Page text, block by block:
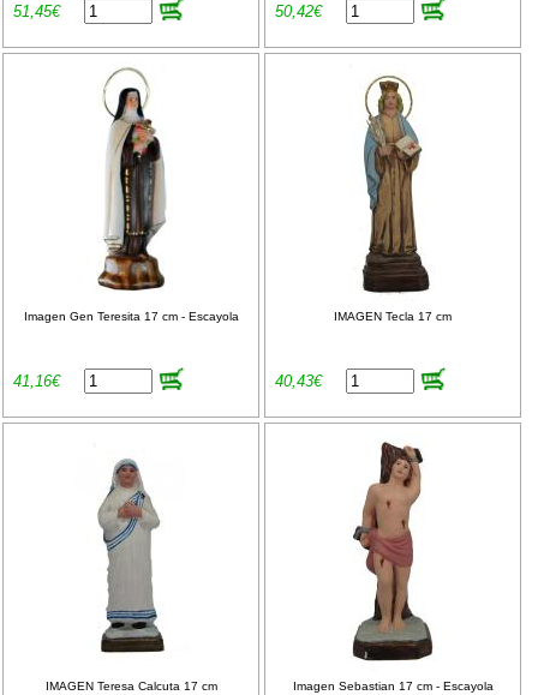
51,45€ 50,42€
Imagen Gen Teresita 17 cm - Escayola
41,16€
IMAGEN Tecla 17 cm
40,43€
IMAGEN Teresa Calcuta 17 cm Imagen Sebastian 17 cm - Escayola